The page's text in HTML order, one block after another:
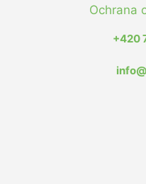
Ochrana
+420